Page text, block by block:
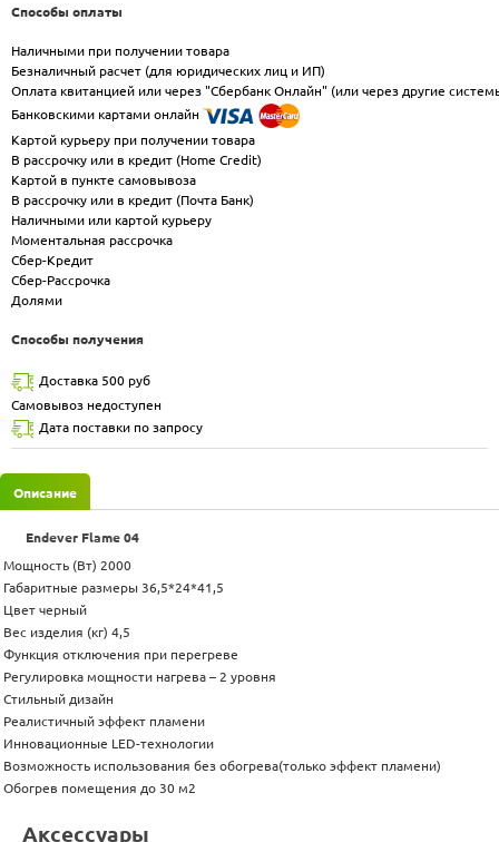
Способы оплаты
Наличными при получении товара
Безналичный расчет (для юридических лиц и ИП)
Оплата квитанцией или через "Сбербанк Онлайн" (или через другие
Банковскими картами онлайн
Картой курьеру при получении товара
В рассрочку или в кредит (Home Credit)
Картой в пункте самовывоза
В рассрочку или в кредит (Почта Банк)
Наличными или картой курьеру
Моментальная рассрочка
Сбер-Кредит
Сбер-Рассрочка
Долями
Способы получения
Доставка 500 руб
Самовывоз недоступен
Дата поставки по запросу
Описание
Endever Flame 04
Мощность (Вт) 2000
Габаритные размеры 36,5*24*41,5
Цвет черный
Вес изделия (кг) 4,5
Функция отключения при перегреве
Регулировка мощности нагрева – 2 уровня
Стильный дизайн
Реалистичный эффект пламени
Инновационные LED-технологии
Возможность использования без обогрева(только эффект пламени)
Обогрев помещения до 30 м2
Аксессуары